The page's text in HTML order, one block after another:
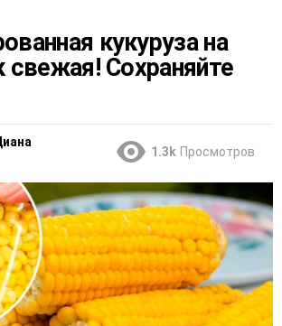
кукуруза на
свежая! Сохраняйте
1.3k Просмотров